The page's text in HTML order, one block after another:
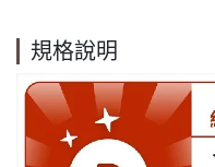
規格說明